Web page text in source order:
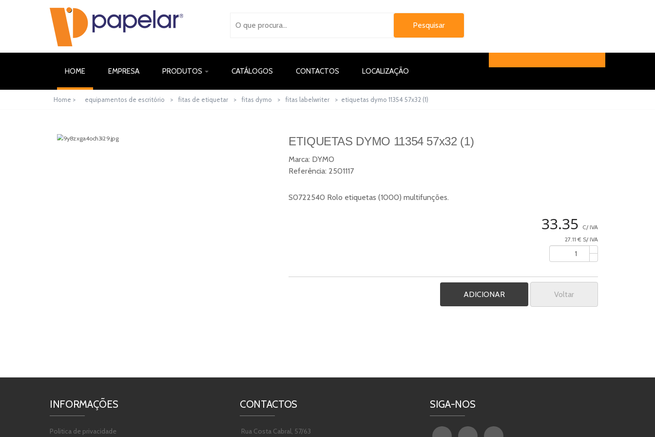
HOME (CURRENT)EMPRESA PRODUTOS CATÁLOGOS CONTACTOS LOCALIZAÇÃO
Home > equipamentos de escritório > fitas de etiquetar > fitas dymo > fitas labelwriter > etiquetas dymo 11354 57x32 (1)
ETIQUETAS DYMO 11354 57x32 (1)
Marca: DYMO
Referência: 2501117
S0722540 Rolo etiquetas (1000) multifunções.
33.35
C/ IVA
27.11 € S/ IVA
Voltar
INFORMAÇÕES
Politica de privacidade
CONTACTOS
Rua Costa Cabral, 57/63
SIGA-NOS